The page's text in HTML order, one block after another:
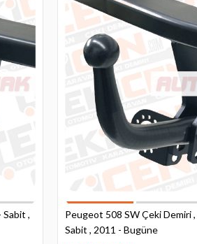
,
Peugeot 508 SW Çeki Demiri
Sabit , 2011 - Bugüne